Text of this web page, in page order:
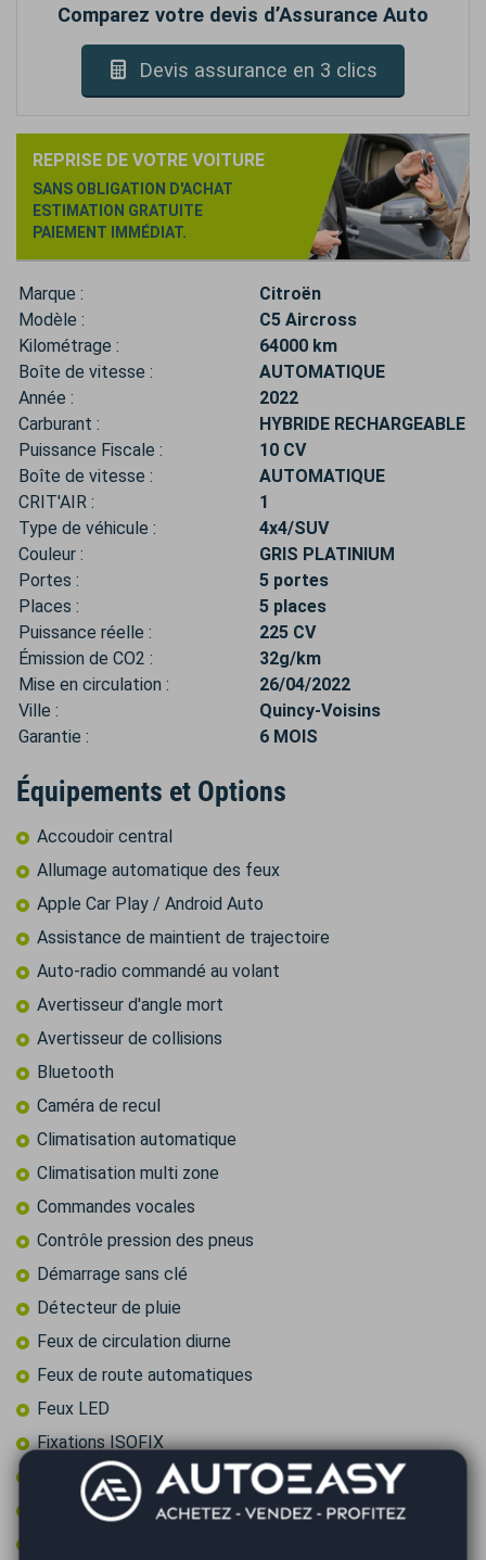
Comparez votre devis d’Assurance Auto
Devis assurance en 3 clics
REPRISE DE VOTRE VOITURE
SANS OBLIGATION D'ACHAT
ESTIMATION GRATUITE
PAIEMENT IMMÉDIAT.
Marque :
Citroën
Modèle :
C5 Aircross
Kilométrage :
64000 km
Boîte de vitesse :
AUTOMATIQUE
Année :
2022
Carburant :
HYBRIDE RECHARGEABLE
Puissance Fiscale :
10 CV
Boîte de vitesse :
AUTOMATIQUE
CRIT'AIR :
1
Type de véhicule :
4x4/SUV
Couleur :
GRIS PLATINIUM
Portes :
5 portes
Places :
5 places
Puissance réelle :
225 CV
Émission de CO2 :
32g/km
Mise en circulation :
26/04/2022
Ville :
Quincy-Voisins
Garantie :
6 MOIS
Équipements et Options
Accoudoir central
Allumage automatique des feux
Apple Car Play / Android Auto
Assistance de maintient de trajectoire
Auto-radio commandé au volant
Avertisseur d'angle mort
Avertisseur de collisions
Bluetooth
Caméra de recul
Climatisation automatique
Climatisation multi zone
Commandes vocales
Contrôle pression des pneus
Démarrage sans clé
Détecteur de pluie
Feux de circulation diurne
Feux de route automatiques
Feux LED
Fixations ISOFIX
Frein à main électrique
GPS couleur